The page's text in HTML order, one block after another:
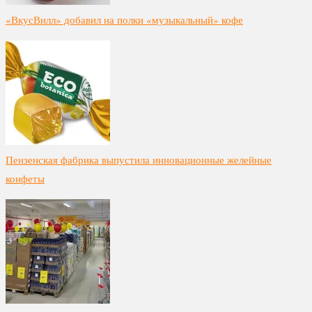
«ВкусВилл» добавил на полки «музыкальный» кофе
Пензенская фабрика выпустила инновационные желейные
конфеты